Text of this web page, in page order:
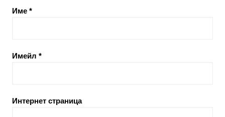
Име *
Имейл *
Интернет страница